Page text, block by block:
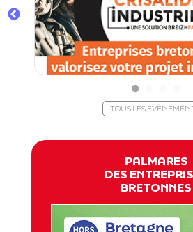
TOUS LES
PALMARES
DES
BRETONNES